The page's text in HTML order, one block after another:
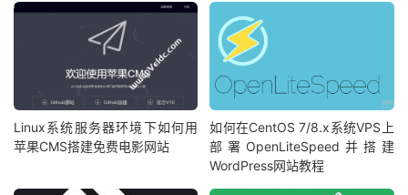
Linux系统服务器环境下如何用
苹果CMS搭建免费电影网站
如何在CentOS 7/8.x系统VPS上
部署OpenLiteSpeed并搭建
WordPress网站教程